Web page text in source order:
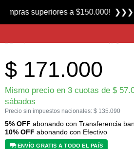
Producto nuevo
Carpa Coral Pro II marca Broksol
$ 171.000
Mismo precio en 3 cuotas de $
sábados
Precio sin impuestos nacionales: $ 135.090
5% OFF abonando con Transferencia
10% OFF abonando con Efectivo
ENVÍO GRATIS A TODO EL PAÍS
a $150.000! ❯❯❯❯ 💳